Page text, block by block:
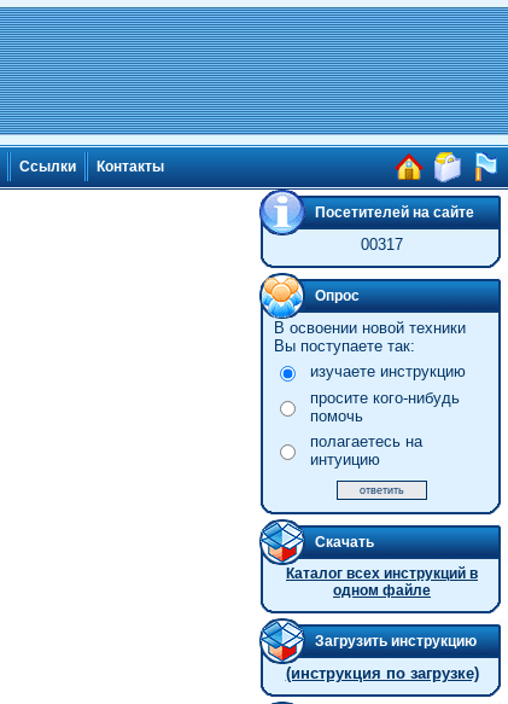
Ссылки Контакты
Посетителей на сайте
00317
Опрос
В освоении новой техники
Вы поступаете так:
изучаете инструкцию
просите кого-нибудь
помочь
полагаетесь на
интуицию
Скачать
Каталог всех инструкций в
одном файле
Загрузить инструкцию
(инструкция по загрузке)